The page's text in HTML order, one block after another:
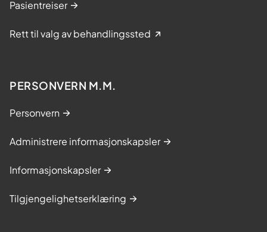
Pasientreiser
Rett til valg av behandlingssted
PERSONVERN M.M.
Personvern
Administrere informasjonskapsler
Informasjonskapsler
Tilgjengelighetserklæring